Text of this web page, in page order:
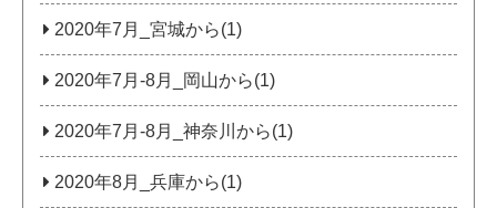
2020年7月_宮城から(1)
2020年7月‐8月_岡山から(1)
2020年7月‐8月_神奈川から(1)
2020年8月_兵庫から(1)